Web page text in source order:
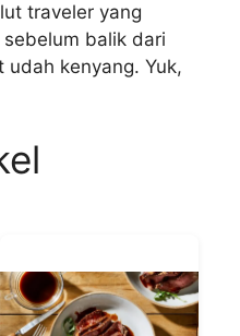
traveler yang
balik dari
udah kenyang. Yuk,